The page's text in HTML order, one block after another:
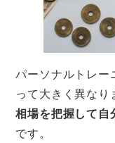
パーソナルトレー
って大きく異なり
相場を把握して自
です。